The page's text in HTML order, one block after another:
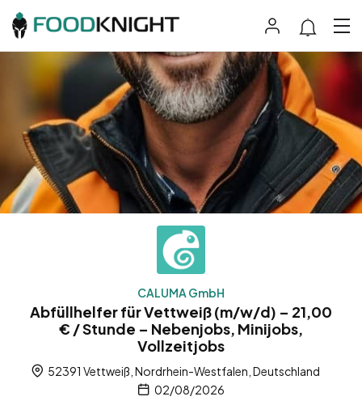
CALUMA GmbH
Abfüllhelfer für Vettweiß (m/w/d) – 21,00
€ / Stunde – Nebenjobs, Minijobs,
Vollzeitjobs
52391 Vettweiß, Nordrhein-Westfalen, Deutschland
02/08/2026